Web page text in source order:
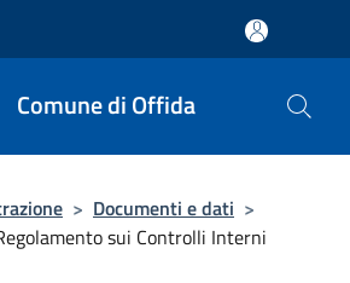
Comune di Offida
> Documenti e dati >
sui Controlli Interni